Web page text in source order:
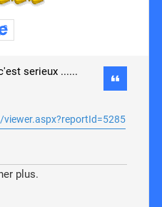
serieux ......
plus.